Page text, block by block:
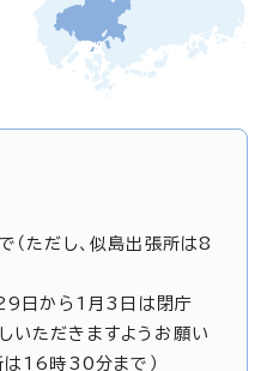
ただし、似島出張所は8
日から1月3日は閉庁
いただきますようお願い
は16時30分まで）